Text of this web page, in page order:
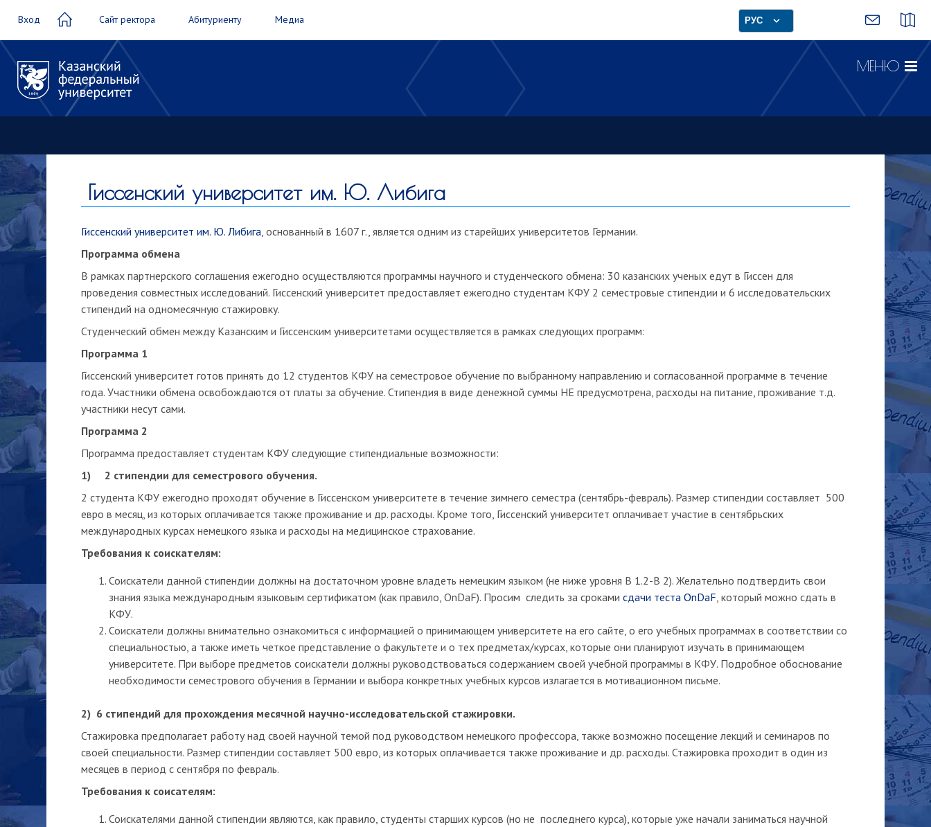
Вход Сайт ректора Абитуриенту Медиа РУС
МЕНЮ
Гиссенский университет им. Ю. Либига
Гиссенский университет им. Ю. Либига, основанный в 1607 г., является одним из старейших университетов Германии.
Программа обмена
В рамках партнерского соглашения ежегодно осуществляются программы научного и студенческого обмена: 30 казанских ученых едут в Гиссен для
проведения совместных исследований. Гиссенский университет предоставляет ежегодно студентам КФУ 2 семестровые стипендии и 6 исследовательских
стипендий на одномесячную стажировку.
Студенческий обмен между Казанским и Гиссенским университетами осуществляется в рамках следующих программ:
Программа 1
Гиссенский университет готов принять до 12 студентов КФУ на семестровое обучение по выбранному направлению и согласованной программе в течение
года. Участники обмена освобождаются от платы за обучение. Стипендия в виде денежной суммы НЕ предусмотрена, расходы на питание, проживание т.д.
участники несут сами.
Программа 2
Программа предоставляет студентам КФУ следующие стипендиальные возможности:
1) 2 cтипендии для семестрового обучения.
2 студента КФУ ежегодно проходят обучение в Гиссенском университете в течение зимнего семестра (сентябрь-февраль). Размер стипендии составляет 500
евро в месяц, из которых оплачивается также проживание и др. расходы. Кроме того, Гиссенский университет оплачивает участие в сентябрьских
международных курсах немецкого языка и расходы на медицинское страхование.
Требования к соискателям:
Соискатели данной стипендии должны на достаточном уровне владеть немецким языком (не ниже уровня B 1.2-В 2). Желательно подтвердить свои
знания языка международным языковым сертификатом (как правило, OnDaF). Просим следить за срокамисдачи теста OnDaF, который можно сдать в
КФУ.
Соискатели должны внимательно ознакомиться с информацией о принимающем университете на его сайте, о его учебных программах в соответствии со
специальностью, а также иметь четкое представление о факультете и о тех предметах/курсах, которые они планируют изучать в принимающем
университете. При выборе предметов соискатели должны руководствоваться содержанием своей учебной программы в КФУ. Подробное обоснование
необходимости семестрового обучения в Германии и выбора конкретных учебных курсов излагается в мотивационном письме.
2) 6 стипендий для прохождения месячной научно-исследовательской стажировки.
Стажировка предполагает работу над своей научной темой под руководством немецкого профессора, также возможно посещение лекций и семинаров по
своей специальности. Размер стипендии составляет 500 евро, из которых оплачивается также проживание и др. расходы. Стажировка проходит в один из
месяцев в период с сентября по февраль.
Требования к соисателям:
Соискателями данной стипендии являются, как правило, студенты старших курсов (но не последнего курса), которые уже начали заниматься научной